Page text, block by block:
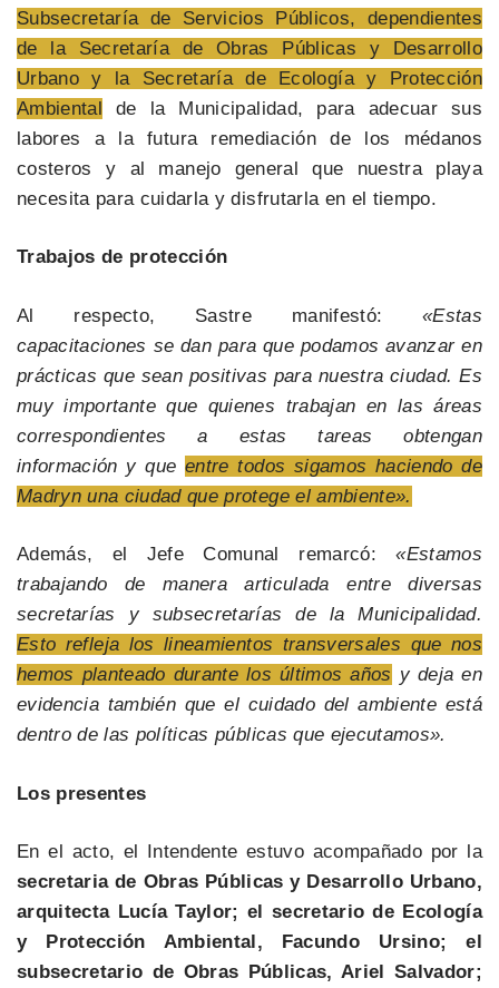
Subsecretaría de Servicios Públicos, dependientes
de la Secretaría de Obras Públicas y Desarrollo
Urbano y la Secretaría de Ecología y Protección
Ambiental de la Municipalidad, para adecuar sus
labores a la futura remediación de los médanos
costeros y al manejo general que nuestra playa
necesita para cuidarla y disfrutarla en el tiempo.
Trabajos de protección
Al respecto, Sastre manifestó: «Estas
capacitaciones se dan para que podamos avanzar en
prácticas que sean positivas para nuestra ciudad. Es
muy importante que quienes trabajan en las áreas
correspondientes a estas tareas obtengan
información y queentre todos sigamos haciendo de
Madryn una ciudad que protege el ambiente».
Además, el Jefe Comunal remarcó:«Estamos
trabajando de manera articulada entre diversas
secretarías y subsecretarías de la Municipalidad.
Esto refleja los lineamientos transversales que nos
hemos planteado durante los últimos años y deja en
evidencia también que el cuidado del ambiente está
dentro de las políticas públicas que ejecutamos».
Los presentes
En el acto, el Intendente estuvo acompañado por la
secretaria de Obras Públicas y Desarrollo Urbano,
arquitecta Lucía Taylor; el secretario de Ecología
y Protección Ambiental, Facundo Ursino; el
subsecretario de Obras Públicas, Ariel Salvador;